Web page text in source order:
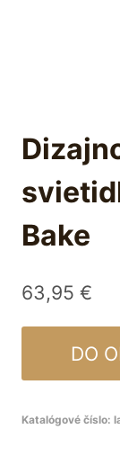
Bake
63,95 €
DO
Katalógové číslo: